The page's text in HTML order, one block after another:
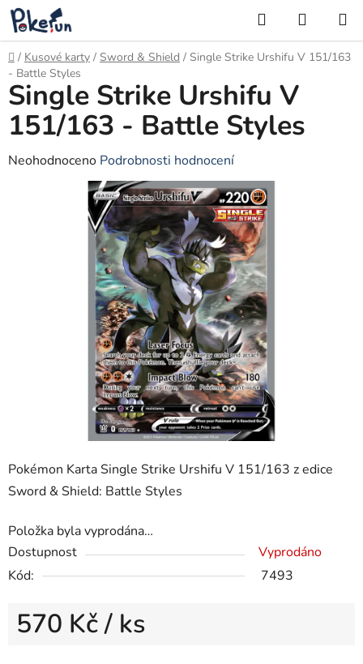
Přejít
na
obsah
Hledat
KOŠÍK
Domů
/ Kusové karty / Sword & Shield / Single Strike Urshifu V 151/163
- Battle Styles
Pokémon Karta Single Strike Urshifu V 151/163 z edice
Sword & Shield: Battle Styles
Položka byla vyprodána…
Dostupnost
Vyprodáno
Kód:
7493
570 Kč/ ks
Single Strike Urshifu V
151/163 - Battle Styles
Průměrné
Neohodnoceno Podrobnosti hodnocení